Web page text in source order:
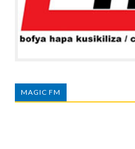
MAGIC FM